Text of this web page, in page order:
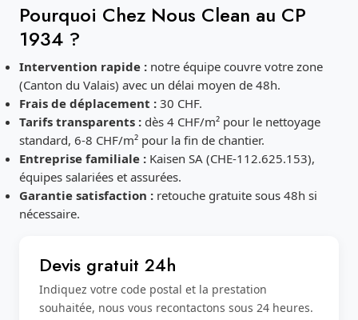
Pourquoi Chez Nous Clean au CP
1934 ?
Intervention rapide :notre équipe couvre votre zone
(Canton du Valais) avec un délai moyen de 48h.
Frais de déplacement :30 CHF.
Tarifs transparents :dès 4 CHF/m² pour le nettoyage
standard, 6-8 CHF/m² pour la fin de chantier.
Entreprise familiale :Kaisen SA (CHE-112.625.153),
équipes salariées et assurées.
Garantie satisfaction :retouche gratuite sous 48h si
nécessaire.
Devis gratuit 24h
Indiquez votre code postal et la prestation
souhaitée, nous vous recontactons sous 24 heures.